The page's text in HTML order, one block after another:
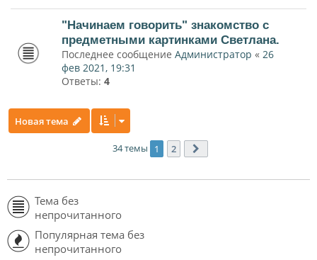
"Начинаем говорить" знакомство с
предметными картинками Светлана.
Последнее сообщение Администратор « 26
фев 2021, 19:31
Ответы: 4
Новая тема
34 темы 1 2
Тема без
непрочитанного
Популярная тема без
непрочитанного